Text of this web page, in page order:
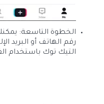
الخطوة التاسعة:
رقم الهاتف أو البريد
التيك توك باستخدام